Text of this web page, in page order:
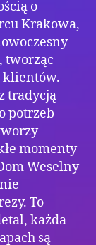
o
Krakowa,
tworząc
klientów.
tradycją
potrzeb
momenty
Weselny
To
każda
są